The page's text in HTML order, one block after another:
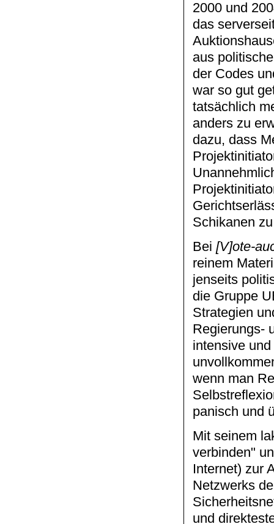
2000 und
das
aus
der Codes
war so gut
tatsächlich
anders zu
dazu, dass
Schikanen
Bei [V]ote-
reinem
jenseits
die Gruppe
Strategien
Regierungs-
intensive
wenn man
panisch und
Mit seinem
verbinden"
Internet) zur
Netzwerks
und